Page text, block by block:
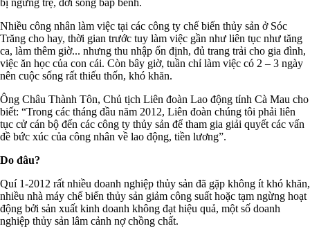
Nhiều công nhân làm việc tại các công ty chế biến thủy sản ở Sóc
Trăng cho hay, thời gian trước tuy làm việc gần như liên tục như tăng
ca, làm thêm giờ... nhưng thu nhập ổn định, đủ trang trải cho gia đình,
việc ăn học của con cái. Còn bây giờ, tuần chỉ làm việc có 2 – 3 ngày
nên cuộc sống rất thiếu thốn, khó khăn.
Ông Châu Thành Tôn, Chủ tịch Liên đoàn Lao động tỉnh Cà Mau cho
biết: “Trong các tháng đầu năm 2012, Liên đoàn chúng tôi phải liên
tục cử cán bộ đến các công ty thủy sản để tham gia giải quyết các vấn
đề bức xúc của công nhân về lao động, tiền lương”.
Do đâu?
Quí 1-2012 rất nhiều doanh nghiệp thủy sản đã gặp không ít khó khăn,
nhiều nhà máy chế biến thủy sản giảm công suất hoặc tạm ngừng hoạt
động bởi sản xuất kinh doanh không đạt hiệu quả, một số doanh
nghiệp thủy sản lâm cảnh nợ chồng chất.